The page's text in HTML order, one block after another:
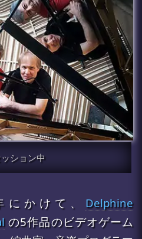
ション中
にかけて、 Delphine
の5作品のビデオゲーム